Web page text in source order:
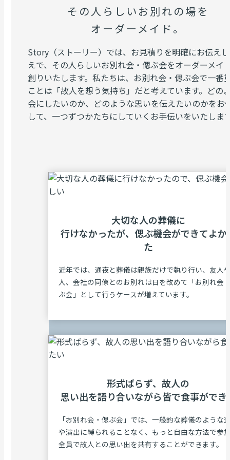
その人らしいお別れの場を
オーダーメイド。
Story（ストーリー）では、お見積りを明確にお伝え
えで、その人らしいお別れ会・偲ぶ会をオーダーメイ
創りいたします。私たちは、お別れ会・偲ぶ会で一番
ことは「故人を想う気持ち」だと考えています。どの
会にしたいのか、どのような思いを伝えたいのかをお
して、一つずつかたちにしていくお手伝いをいたしま
⼤切な⼈の葬儀に
⾏けなかったが、 偲ぶ機会ができてよか
た
近年では、通夜と葬儀は親族だけで執り行い、友人
人、会社の同僚とのお別れは日を改めて「お別れ会
ぶ会」として行うケースが増えています。
形式ばらず、故⼈の
思い出を語り合いながら皆で⾷事ができ
「お別れ会・偲ぶ会」では、一般的な葬儀のような
や演出に縛られることなく、もっと自由な方法で参
全員で故人との思い出を共有することができます。